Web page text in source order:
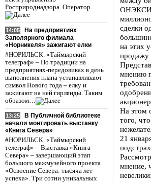
Росприроднадзора. Оператор…
14:05
На предприятиях
Заполярного филиала
«Норникеля» зажигают елки
#НОРИЛЬСК. «Таймырский
телеграф» – По традиции на
предприятиях-передовиках в день
выполнения плана устанавливают
символ Нового года – елку и
зажигают на ней гирлянды. Таким
образом…
13:25
В Публичной библиотеке
начали монтировать выставку
«Книга Севера»
#НОРИЛЬСК. «Таймырский
телеграф» – Выставка «Книга
Севера» – завершающий этап
большого межмузейного проекта
«Освоение Севера: тысяча лет
успеха». Три сотни уникальных
сделки
на этих
продажу
мнению
На этом
того,
21
мнение,